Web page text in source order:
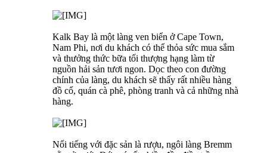
Kalk Bay là một làng ven biển ở Cape Town,
Nam Phi, nơi du khách có thể thỏa sức mua sắm
và thưởng thức bữa tối thượng hạng làm từ
nguồn hải sản tươi ngon. Dọc theo con đường
chính của làng, du khách sẽ thấy rất nhiều hàng
đồ cổ, quán cà phê, phòng tranh và cả những nhà
hàng.
Nổi tiếng với đặc sản là rượu, ngôi làng Bremm